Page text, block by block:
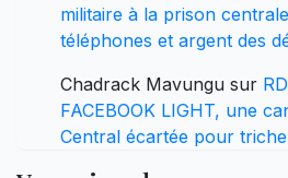
militaire à la prison
téléphones et argent des
Chadrack Mavungu sur
FACEBOOK LIGHT, une
Central écartée pour